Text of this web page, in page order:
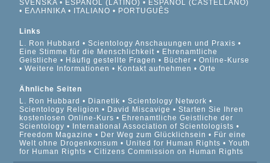
SVENSKA
ESPAÑOL (LATINO)
ESPAÑOL (CASTELLANO)
ΕΛΛΗΝΙΚA
ITALIANO PORTUGUÊS
Links
L. Ron Hubbard
Scientology Anschauungen und Praxis
Eine Stimme für die Menschlichkeit
Ehrenamtliche
Geistliche
Häufig gestellte Fragen Bücher
Online-Kurse
Weitere Informationen
Kontakt aufnehmen Orte
Ähnliche Seiten
L. Ron Hubbard
Dianetik
Scientology Network
Scientology Religion
David Miscavige
Starten Sie Ihren
kostenlosen Online-Kurs
Ehrenamtliche Geistliche der
Scientology
International Association of Scientologists
Freedom Magazine
Der Weg zum Glücklichsein
Für eine
Welt ohne Drogenkonsum
United for Human Rights
Youth
for Human Rights
Citizens Commission on Human Rights